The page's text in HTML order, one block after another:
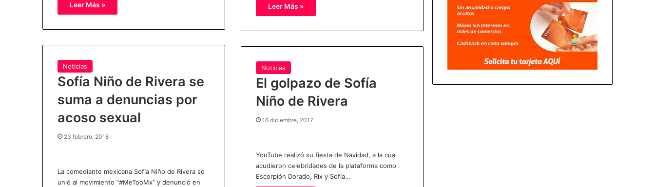
Leer Más » Leer Más »
Noticias
Sofía Niño de Rivera se
suma a denuncias por
acoso sexual
23 febrero, 2018
La comediante mexicana Sofía Niño de Rivera se
unió al movimiento “#MeTooMx” y denunció en
Noticias
El golpazo de Sofía
Niño de Rivera
16 diciembre, 2017
YouTube realizó su fiesta de Navidad, a la cual
acudieron celebridades de la plataforma como
Escorpión Dorado, Rix y Sofía…